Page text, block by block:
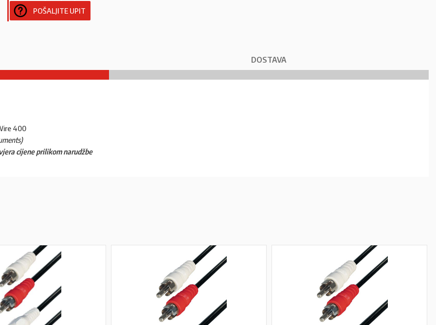
POŠALJITE UPIT
DOSTAVA
400
cijene prilikom narudžbe